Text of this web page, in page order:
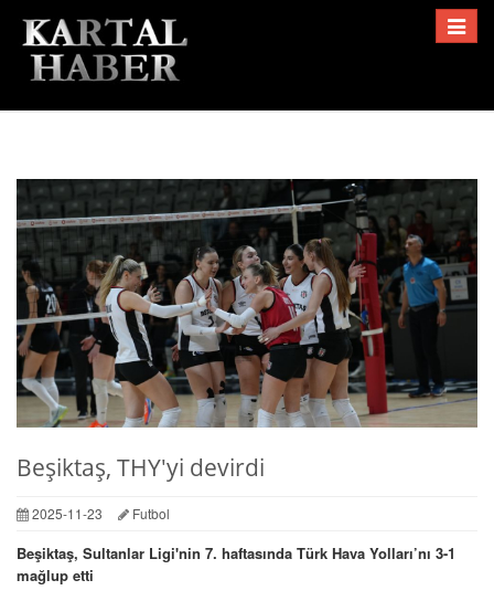
Toggle
Beşiktaş, THY'yi devirdi
2025-11-23 Futbol
Beşiktaş, Sultanlar Ligi'nin 7. haftasında Türk Hava Yolları’nı 3-1
mağlup etti